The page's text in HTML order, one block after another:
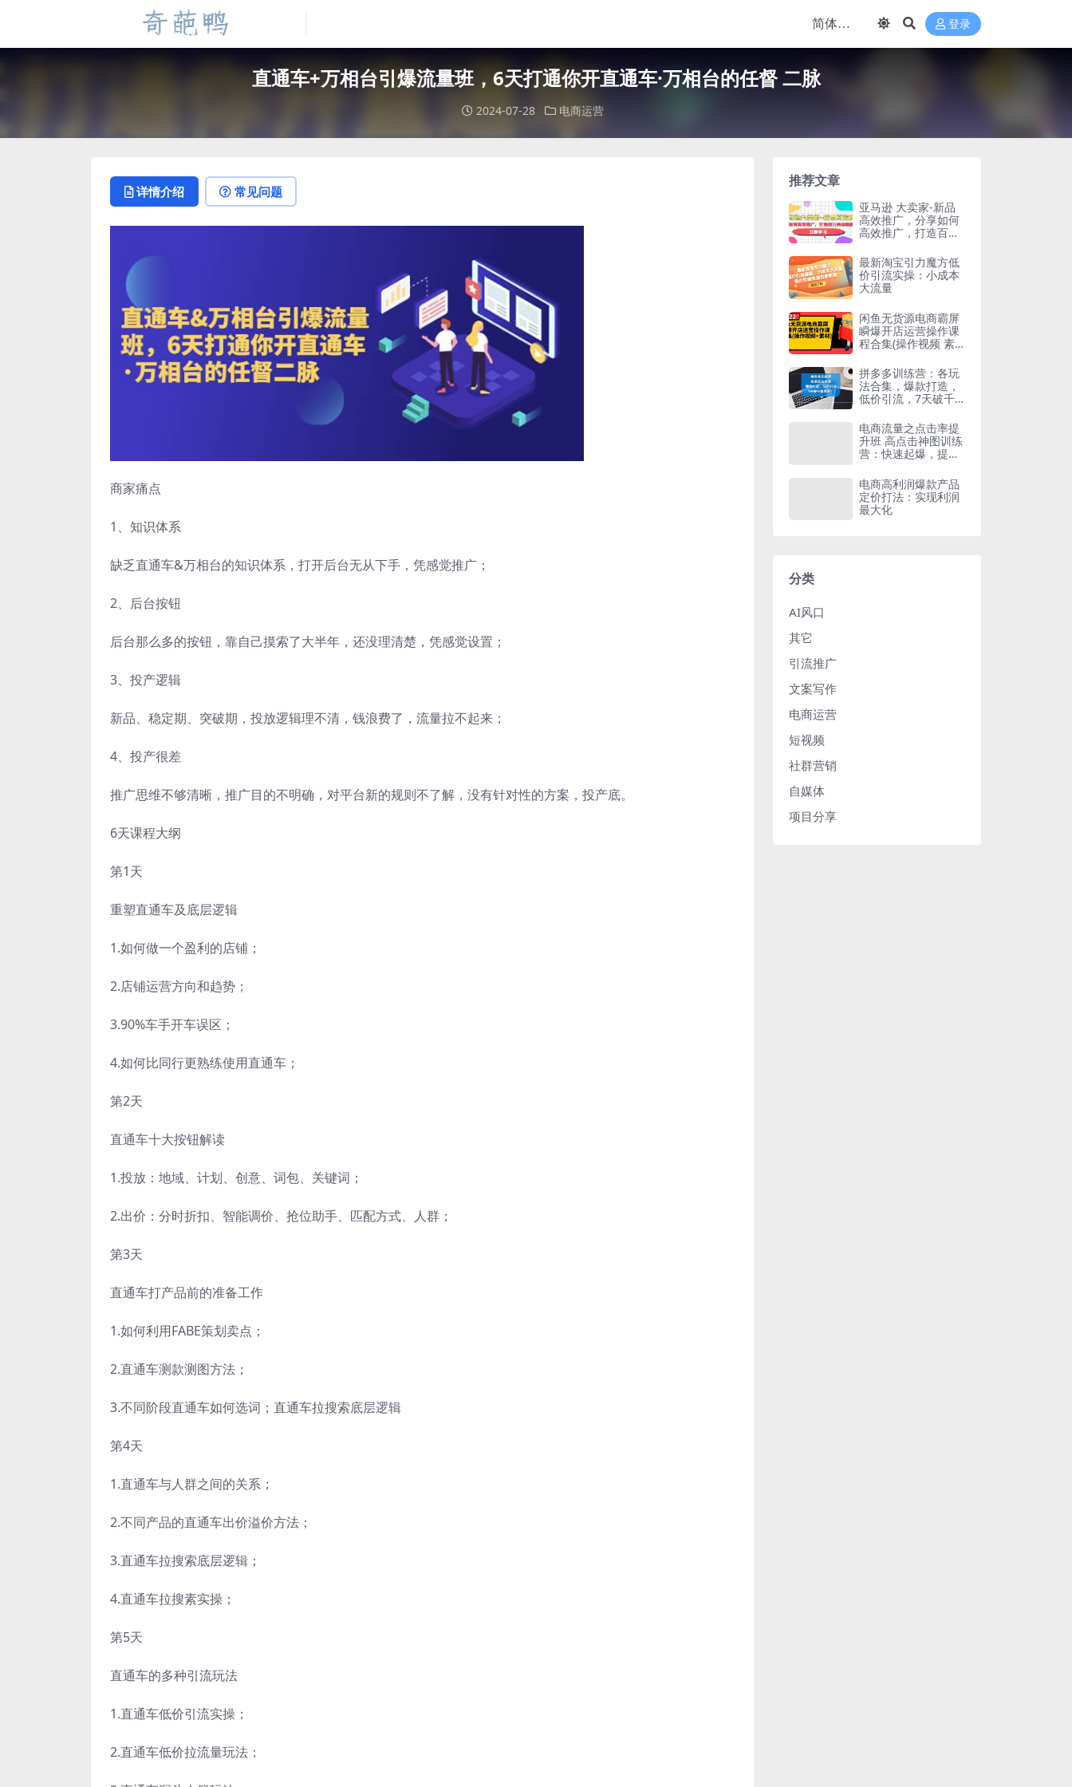
登录
直通车+万相台引爆流量班，6天打通你开直通车·万相台的任督 二脉
2024-07-28 电商运营
详情介绍 常见问题
商家痛点
1、知识体系
缺乏直通车&万相台的知识体系，打开后台无从下手，凭感觉推广；
2、后台按钮
后台那么多的按钮，靠自己摸索了大半年，还没理清楚，凭感觉设置；
3、投产逻辑
新品、稳定期、突破期，投放逻辑理不清，钱浪费了，流量拉不起来；
4、投产很差
推广思维不够清晰，推广目的不明确，对平台新的规则不了解，没有针对性的方案，投产底。
6天课程大纲
第1天
重塑直通车及底层逻辑
1.如何做一个盈利的店铺；
2.店铺运营方向和趋势；
3.90%车手开车误区；
4.如何比同行更熟练使用直通车；
第2天
直通车十大按钮解读
1.投放：地域、计划、创意、词包、关键词；
2.出价：分时折扣、智能调价、抢位助手、匹配方式、人群；
第3天
直通车打产品前的准备工作
1.如何利用FABE策划卖点；
2.直通车测款测图方法；
3.不同阶段直通车如何选词；直通车拉搜索底层逻辑
第4天
1.直通车与人群之间的关系；
2.不同产品的直通车出价溢价方法；
3.直通车拉搜索底层逻辑；
4.直通车拉搜素实操；
第5天
直通车的多种引流玩法
1.直通车低价引流实操；
2.直通车低价拉流量玩法；
推荐文章
亚马逊 大卖家-新品
高效推广，分享如何
高效推广，打造百万
最新淘宝引力魔方低
价引流实操：小成本
大流量
闲鱼无货源电商霸屏
瞬爆开店运营操作课
程合集(操作视频 素
拼多多训练营：各玩
法合集，爆款打造，
低价引流，7天破千
电商流量之点击率提
升班 高点击神图训练
营：快速起爆，提升
电商高利润爆款产品
定价打法：实现利润
最大化
分类
AI风口
其它
引流推广
文案写作
电商运营
短视频
社群营销
自媒体
项目分享